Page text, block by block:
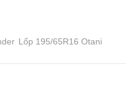
Lốp 195/65R16 Otani